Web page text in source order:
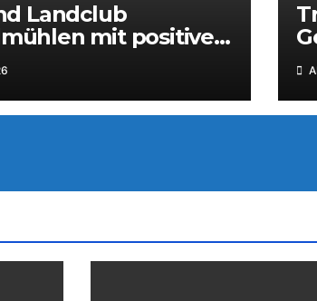
Landclub
mit positiver
starkem Ausblick